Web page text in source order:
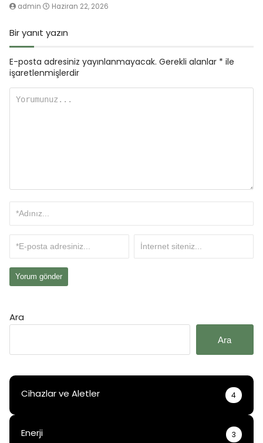
admin Haziran 22, 2026
Bir yanıt yazın
E-posta adresiniz yayınlanmayacak. Gerekli alanlar * ile
işaretlenmişlerdir
Ara
Ara
Cihazlar ve Aletler 4
Enerji 3